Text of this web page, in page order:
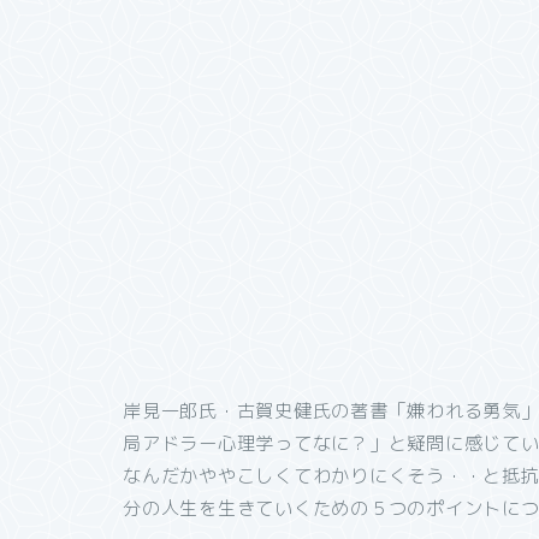
岸見一郎氏・古賀史健氏の著書「嫌われる勇気
局アドラー心理学ってなに？」と疑問に感じて
なんだかややこしくてわかりにくそう・・と抵
分の人生を生きていくための５つのポイントに